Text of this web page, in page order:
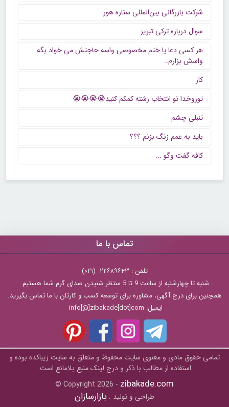
شرکت بازرگانی بین‌المللی ستاره هور
سوال درباره ترکی تبریز
هر کسی دعا یا ختم مخصوصی واسه حاجتش می خواد بگه
واسش بزارم..
کار
توروخدا تو انتخاب رشته کمکم کنید😭😭😭😭
تنبلی چشم
باید به عمم زنگ بزنم ؟؟؟
كافه گفت وگو ...
تماس با ما
تلفن : ۲۲۶۸۹۶۴۳ (۰۲۱)
شنبه تا چهارشنبه از ساعت 9 تا 5 منتظر شنیدن صدای گرم شما هستیم.
همچنین برای درج آگهی، مشاوره برای توسعه کسب و کارتان با ما تماس بگیرید.
ایمیل: info[@]zibakade[dot]com
تمامی حقوق مادی و معنوی سایت محفوظ و متعلق به سايت زیباکده بوده و
استفاده از مطالب با ذکر و درج لینک منبع بلامانع است.
© Copyright 2026 - zibakade.com
طراحی و تولید : بازارسازان